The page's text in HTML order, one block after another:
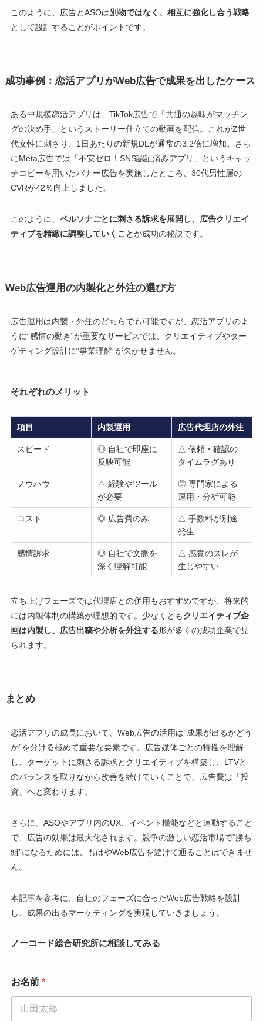
このように、広告とASOは別物ではなく、相互に強化し合う戦略
として設計することがポイントです。
成功事例：恋活アプリがWeb広告で成果を出したケース
ある中規模恋活アプリは、TikTok広告で「共通の趣味がマッチン
グの決め手」というストーリー仕立ての動画を配信。これがZ世
代女性に刺さり、1日あたりの新規DLが通常の3.2倍に増加。さら
にMeta広告では「不安ゼロ！SNS認証済みアプリ」というキャッ
チコピーを用いたバナー広告を実施したところ、30代男性層の
CVRが42％向上しました。
このように、 ペルソナごとに刺さる訴求を展開し、広告クリエイ
ティブを精緻に調整していくことが成功の秘訣です。
Web広告運用の内製化と外注の選び方
広告運用は内製・外注のどちらでも可能ですが、恋活アプリのよ
うに“感情の動き”が重要なサービスでは、クリエイティブやター
ゲティング設計に“事業理解”が欠かせません。
それぞれのメリット
項目 内製運用 広告代理店の外注
スピード
◎ 自社で即座に
反映可能
△ 依頼・確認の
タイムラグあり
ノウハウ
△ 経験やツール
が必要
◎ 専門家による
運用・分析可能
コスト ◎ 広告費のみ
△ 手数料が別途
発生
感情訴求
◎ 自社で文脈を
深く理解可能
△ 感覚のズレが
生じやすい
立ち上げフェーズでは代理店との併用もおすすめですが、将来的
には内製体制の構築が理想的です。少なくともクリエイティブ企
画は内製し、広告出稿や分析を外注する形が多くの成功企業で見
られます。
まとめ
恋活アプリの成長において、Web広告の活用は“成果が出るかどう
か”を分ける極めて重要な要素です。広告媒体ごとの特性を理解
し、ターゲットに刺さる訴求とクリエイティブを構築し、LTVと
のバランスを取りながら改善を続けていくことで、広告費は「投
資」へと変わります。
さらに、ASOやアプリ内のUX、イベント機能などと連動すること
で、広告の効果は最大化されます。競争の激しい恋活市場で“勝ち
組”になるためには、もはやWeb広告を避けて通ることはできませ
ん。
本記事を参考に、自社のフェーズに合ったWeb広告戦略を設計
し、成果の出るマーケティングを実現していきましょう。
ノーコード総合研究所に相談してみる
問
い
お名前 *